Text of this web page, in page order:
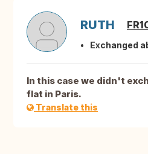
RUTH
Exchanged
In this case we didn't
flat in Paris.
Translate this